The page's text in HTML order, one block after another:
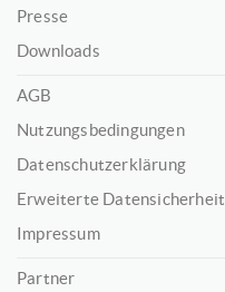
Presse
Downloads
AGB
Nutzungsbedingungen
Datenschutzerklärung
Erweiterte Datensicherheit
Impressum
Partner